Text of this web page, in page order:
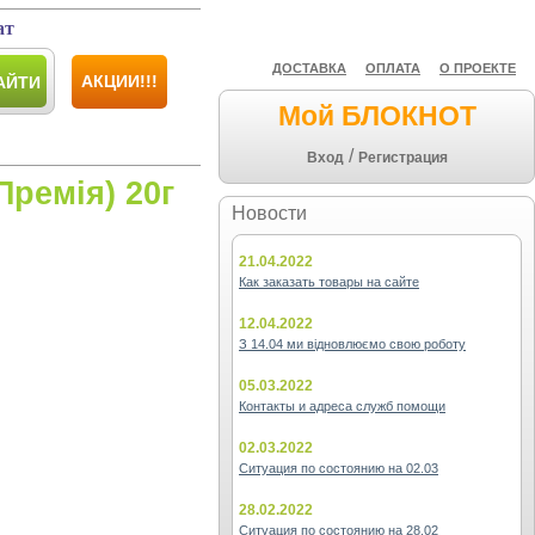
ДОСТАВКА ОПЛАТА О ПРОЕКТЕ
Мой БЛОКНОТ
Вход / Регистрация
Новости
21.04.2022
Как заказать товары на сайте
12.04.2022
З 14.04 ми відновлюємо свою роботу
05.03.2022
Контакты и адреса служб помощи
02.03.2022
Ситуация по состоянию на 02.03
28.02.2022
Ситуация по состоянию на 28.02
АКЦИИ!!!
20г